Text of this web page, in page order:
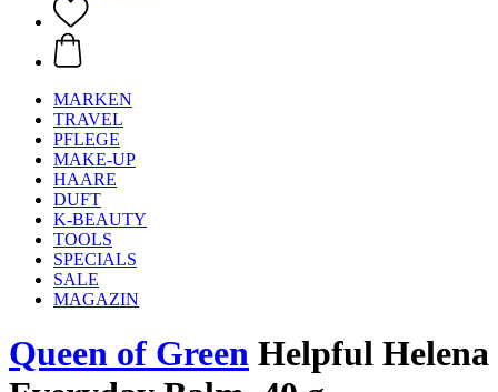
MARKEN
TRAVEL
PFLEGE
MAKE-UP
HAARE
DUFT
K-BEAUTY
TOOLS
SPECIALS
SALE
MAGAZIN
Queen of Green Helpful Helena